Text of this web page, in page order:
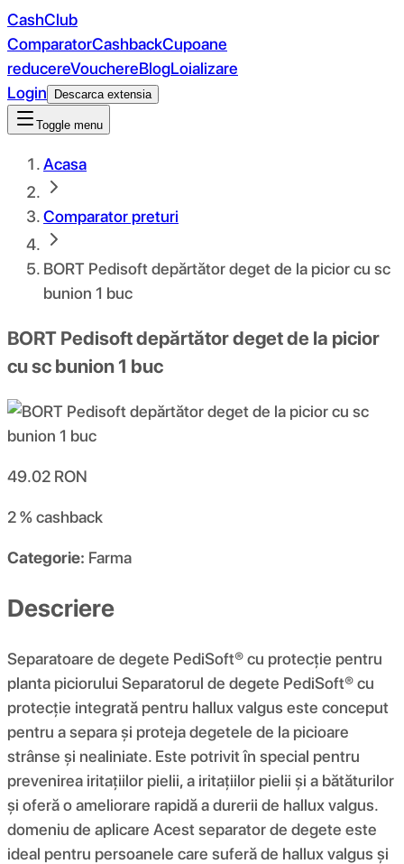
CashClub
ComparatorCashbackCupoane
reducereVouchereBlogLoializare
Login
Descarca extensia
Toggle menu
Acasa
Comparator preturi
BORT Pedisoft depărtător deget de la picior cu sc
bunion 1 buc
BORT Pedisoft depărtător deget de la picior
cu sc bunion 1 buc
49.02 RON
2 %cashback
Categorie: Farma
Descriere
Separatoare de degete PediSoft® cu protecție pentru
planta piciorului Separatorul de degete PediSoft® cu
protecție integrată pentru hallux valgus este conceput
pentru a separa și proteja degetele de la picioare
strânse și nealiniate. Este potrivit în special pentru
prevenirea iritațiilor pielii, a iritațiilor pielii și a bătăturilor
și oferă o ameliorare rapidă a durerii de hallux valgus.
domeniu de aplicare Acest separator de degete este
ideal pentru persoanele care suferă de hallux valgus și